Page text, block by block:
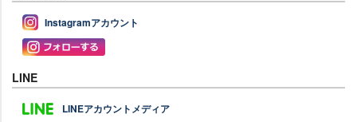
Instagramアカウント
LINE
LINEアカウントメディア